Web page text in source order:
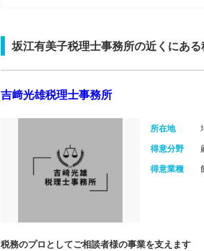
坂江有美子税理士事務所の近くにあ
吉﨑光雄税理士事務所
所在地
得意分野
得意業種
税務のプロとしてご相談者様の事業を支えます